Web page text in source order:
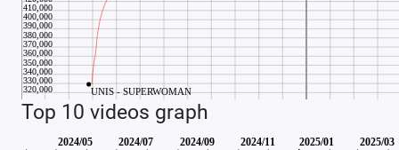
Top 10 videos graph